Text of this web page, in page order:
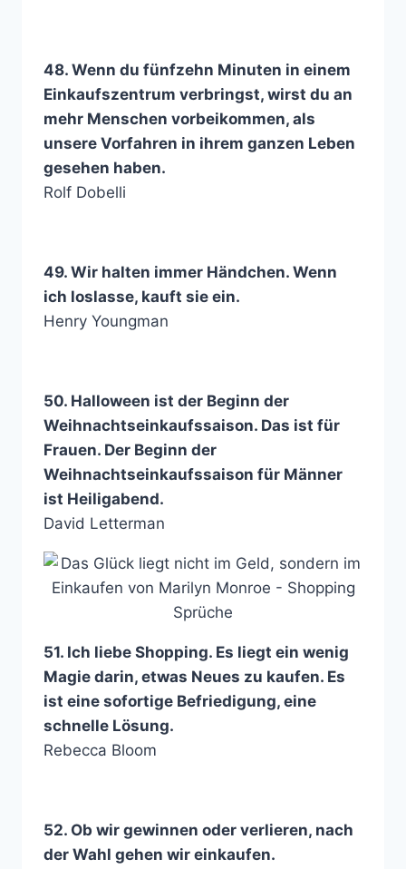
48. Wenn du fünfzehn Minuten in einem
Einkaufszentrum verbringst, wirst du an
mehr Menschen vorbeikommen, als
unsere Vorfahren in ihrem ganzen Leben
gesehen haben.
Rolf Dobelli
49. Wir halten immer Händchen. Wenn
ich loslasse, kauft sie ein.
Henry Youngman
50. Halloween ist der Beginn der
Weihnachtseinkaufssaison. Das ist für
Frauen. Der Beginn der
Weihnachtseinkaufssaison für Männer
ist Heiligabend.
David Letterman
51. Ich liebe Shopping. Es liegt ein wenig
Magie darin, etwas Neues zu kaufen. Es
ist eine sofortige Befriedigung, eine
schnelle Lösung.
Rebecca Bloom
52. Ob wir gewinnen oder verlieren, nach
der Wahl gehen wir einkaufen.